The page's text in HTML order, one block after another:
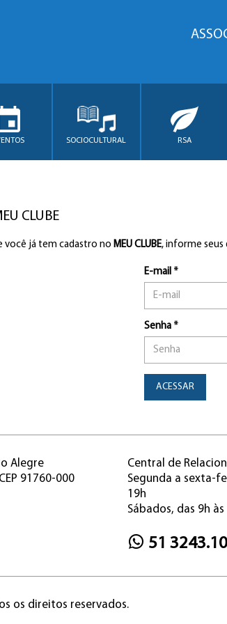
SOCIOCULTURAL RSA
CLUBE
você já tem cadastro no MEU CLUBE, informe seus
E-mail *
Senha *
ACESSAR
Alegre
91760-000
Central de
Segunda a sexta-
19h
Sábados, das 9h às
51
os direitos reservados.